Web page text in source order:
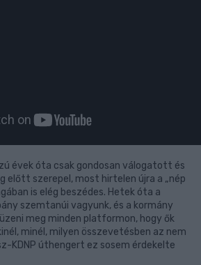
évek óta csak gondosan válogatott és
előtt szerepel, most hirtelen újra a „nép
is elég beszédes. Hetek óta a
szemtanúi vagyunk, és a kormány
meg minden platformon, hogy ők
minél, milyen összevetésben az nem
KDNP úthengert ez sosem érdekelte